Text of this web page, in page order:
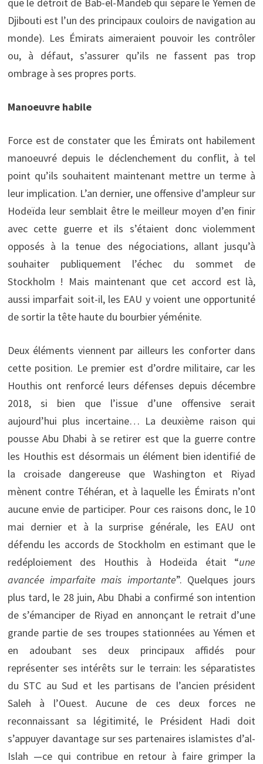
que le détroit de Bab-el-Mandeb qui sépare le Yémen de
Djibouti est l’un des principaux couloirs de navigation au
monde). Les Émirats aimeraient pouvoir les contrôler
ou, à défaut, s’assurer qu’ils ne fassent pas trop
ombrage à ses propres ports.
Manoeuvre habile
Force est de constater que les Émirats ont habilement
manoeuvré depuis le déclenchement du conflit, à tel
point qu’ils souhaitent maintenant mettre un terme à
leur implication. L’an dernier, une offensive d’ampleur sur
Hodeïda leur semblait être le meilleur moyen d’en finir
avec cette guerre et ils s’étaient donc violemment
opposés à la tenue des négociations, allant jusqu’à
souhaiter publiquement l’échec du sommet de
Stockholm ! Mais maintenant que cet accord est là,
aussi imparfait soit-il, les EAU y voient une opportunité
de sortir la tête haute du bourbier yéménite.
Deux éléments viennent par ailleurs les conforter dans
cette position. Le premier est d’ordre militaire, car les
Houthis ont renforcé leurs défenses depuis décembre
2018, si bien que l’issue d’une offensive serait
aujourd’hui plus incertaine… La deuxième raison qui
pousse Abu Dhabi à se retirer est que la guerre contre
les Houthis est désormais un élément bien identifié de
la croisade dangereuse que Washington et Riyad
mènent contre Téhéran, et à laquelle les Émirats n’ont
aucune envie de participer. Pour ces raisons donc, le 10
mai dernier et à la surprise générale, les EAU ont
défendu les accords de Stockholm en estimant que le
redéploiement des Houthis à Hodeïda était “une
avancée imparfaite mais importante”. Quelques jours
plus tard, le 28 juin, Abu Dhabi a confirmé son intention
de s’émanciper de Riyad en annonçant le retrait d’une
grande partie de ses troupes stationnées au Yémen et
en adoubant ses deux principaux affidés pour
représenter ses intérêts sur le terrain: les séparatistes
du STC au Sud et les partisans de l’ancien président
Saleh à l’Ouest. Aucune de ces deux forces ne
reconnaissant sa légitimité, le Président Hadi doit
s’appuyer davantage sur ses partenaires islamistes d’al-
Islah —ce qui contribue en retour à faire grimper la